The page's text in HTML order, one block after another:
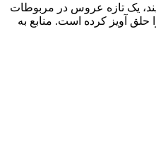
تازه عروس در مربوطات
کرده است. منابع به